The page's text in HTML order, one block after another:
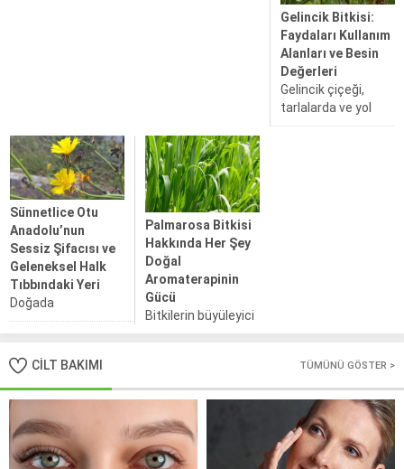
yarı tropik
bölgelerde yetişen
tırmanıcı bir şifalı
bitkidir. En yaygın
olarak Hindistan,
Afrika ve...
Gelincik Bitkisi:
Faydaları Kullanım
Alanları ve Besin
Değerleri
Gelincik çiçeği,
tarlalarda ve yol
kenarlarında zarif
Sünnetlice Otu
Anadolu’nun
Sessiz Şifacısı ve
Geleneksel Halk
Tıbbındaki Yeri
Doğada
kendiliğinden
yetişen, adını sık
duymadığımız ama
halk arasında şifa
niyetine kullanılan
bulunmaktadır.
Palmarosa Bitkisi
Hakkında Her Şey
Doğal
Aromaterapinin
Gücü
Bitkilerin büyüleyici
dünyasında bazı
zamanda zarif
plana çıkar.
Palmarosa bitkisi,
bu özellikleri bir
CİLT BAKIMI TÜMÜNÜ GÖSTER >